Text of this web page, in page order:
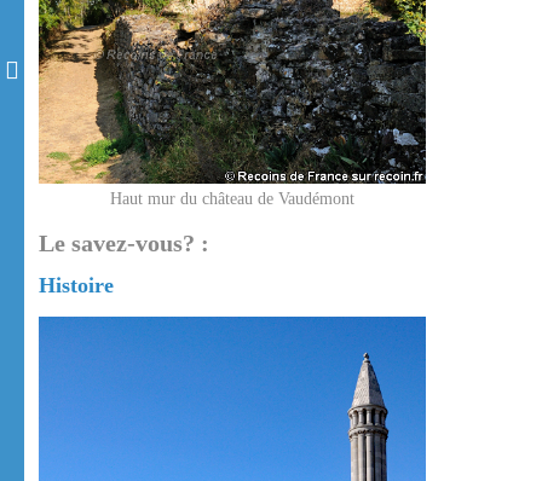
Haut mur du château de Vaudémont
Le savez-vous? :
Histoire